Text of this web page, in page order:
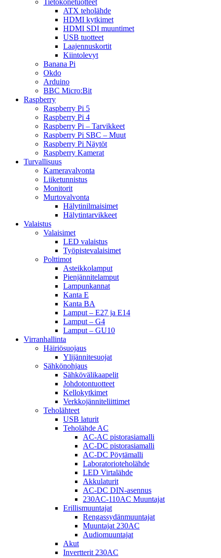
Tietokonetuotteet
ATX teholähde
HDMI kytkimet
HDMI SDI muuntimet
USB tuotteet
Laajennuskortit
Kiintolevyt
Banana Pi
Okdo
Arduino
BBC Micro:Bit
Raspberry
Raspberry Pi 5
Raspberry Pi 4
Raspberry Pi – Tarvikkeet
Raspberry Pi SBC – Muut
Raspberry Pi Näytöt
Raspberry Kamerat
Turvallisuus
Kameravalvonta
Liiketunnistus
Monitorit
Murtovalvonta
Hälytinilmaisimet
Hälytintarvikkeet
Valaistus
Valaisimet
LED valaistus
Työpistevalaisimet
Polttimot
Asteikkolamput
Pienjännitelamput
Lampunkannat
Kanta E
Kanta BA
Lamput – E27 ja E14
Lamput – G4
Lamput – GU10
Virranhallinta
Häiriösuojaus
Ylijännitesuojat
Sähkönohjaus
Sähkövälikaapelit
Johdotontuotteet
Kellokytkimet
Verkkojänniteliittimet
Teholähteet
USB laturit
Teholähde AC
AC-AC pistorasiamalli
AC-DC pistorasiamalli
AC-DC Pöytämalli
Laboratorioteholähde
LED Virtalähde
Akkulaturit
AC-DC DIN-asennus
230AC-110AC Muuntajat
Erillismuuntajat
Rengassydänmuuntajat
Muuntajat 230AC
Audiomuuntajat
Akut
Invertterit 230AC